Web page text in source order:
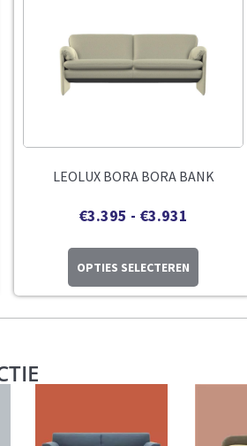
LEOLUX BORA BORA BANK
€3.395 - €3.931
OPTIES SELECTEREN